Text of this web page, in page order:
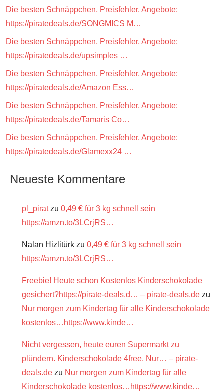
Die besten Schnäppchen, Preisfehler, Angebote:
https://piratedeals.de/SONGMICS M…
Die besten Schnäppchen, Preisfehler, Angebote:
https://piratedeals.de/upsimples …
Die besten Schnäppchen, Preisfehler, Angebote:
https://piratedeals.de/Amazon Ess…
Die besten Schnäppchen, Preisfehler, Angebote:
https://piratedeals.de/Tamaris Co…
Die besten Schnäppchen, Preisfehler, Angebote:
https://piratedeals.de/Glamexx24 …
Neueste Kommentare
pl_piratzu 0,49 € für 3 kg schnell sein
https://amzn.to/3LCrjRS…
Nalan Hizlitürk zu 0,49 € für 3 kg schnell sein
https://amzn.to/3LCrjRS…
Freebie! Heute schon Kostenlos Kinderschokolade
gesichert?https://pirate-deals.d… – pirate-deals.de zu
Nur morgen zum Kindertag für alle Kinderschokolade
kostenlos…https://www.kinde…
Nicht vergessen, heute euren Supermarkt zu
plündern. Kinderschokolade 4free. Nur… – pirate-
deals.de zu Nur morgen zum Kindertag für alle
Kinderschokolade kostenlos…https://www.kinde…